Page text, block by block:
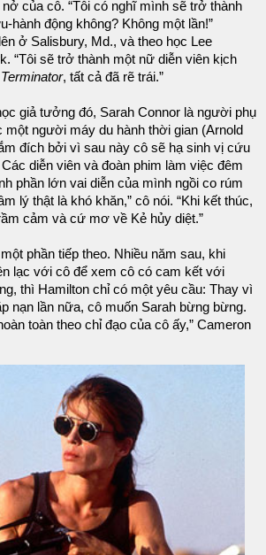
của cô. “Tôi có nghĩ mình sẽ trở thành
hành động không? Không một lần!”
ở Salisbury, Md., và theo học Lee
“Tôi sẽ trở thành một nữ diễn viên kịch
Terminator, tất cả đã rẽ trái.”
giả tưởng đó, Sarah Connor là người phụ
người máy du hành thời gian (Arnold
đích bởi vì sau này cô sẽ hạ sinh vị cứu
diễn viên và đoàn phim làm việc đêm
phần lớn vai diễn của mình ngồi co rúm
lý thật là khó khăn,” cô nói. “Khi kết thúc,
cảm và cứ mơ về Kẻ hủy diệt.”
phần tiếp theo. Nhiều năm sau, khi
lạc với cô để xem cô có cam kết với
thì Hamilton chỉ có một yêu cầu: Thay vì
nạn lần nữa, cô muốn Sarah bừng bừng.
toàn theo chỉ đạo của cô ấy,” Cameron